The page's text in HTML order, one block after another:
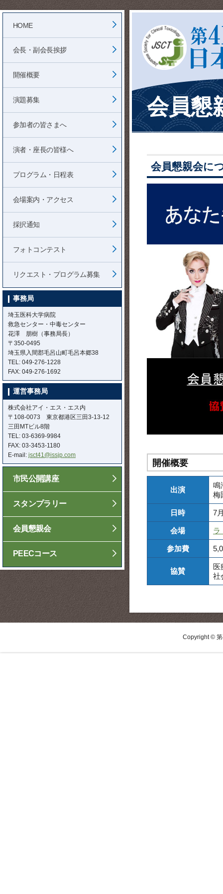
会員懇
会員懇親会に
開催概要
出演
鳴
日時 7
会場 ラ
参加費
協賛
医
社
HOME
会長・副会長挨拶
開催概要
演題募集
参加者の皆さまへ
演者・座長の皆様へ
プログラム・日程表
会場案内・アクセス
採択通知
フォトコンテスト
リクエスト・プログラム募集
事務局
埼玉医科大学病院
救急センター・中毒センター
花澤 朋樹（事務局長）
〒350-0495
埼玉県入間郡毛呂山町毛呂本郷38
TEL: 049-276-1228
FAX: 049-276-1692
運営事務局
株式会社アイ・エス・エス内
〒108-0073 東京都港区三田3-13-12
三田MTビル8階
TEL: 03-6369-9984
FAX: 03-3453-1180
E-mail: jsct41@issjp.com
市民公開講座
スタンプラリー
会員懇親会
PEECコース
Copyright ©